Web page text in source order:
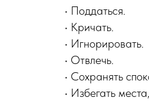
• Поддаться.
• Кричать.
• Игнорировать.
• Отвлечь.
• Сохранять
• Избегать